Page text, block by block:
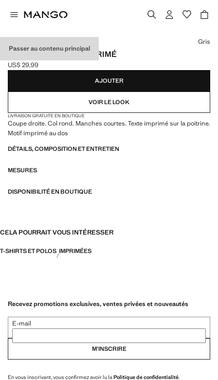
Passer au contenu principal
T-SHIRT EN COTON IMPRIMÉ
Prix actuel [US$ 29,99 ]
US$ 29,99
Choisissez une couleur
Gris
AJOUTER
VOIR LE LOOK
LIVRAISON GRATUITE EN BOUTIQUE
Coupe droite. Col rond. Manches courtes. Texte imprimé sur la poitrine.
Motif imprimé au dos
DÉTAILS, COMPOSITION ET ENTRETIEN
MESURES
DISPONIBILITÉ EN BOUTIQUE
CELA POURRAIT VOUS INTÉRESSER
T-SHIRTS ET POLOS IMPRIMÉES
Recevez promotions exclusives, ventes privées et nouveautés
E-mail
M’INSCRIRE
En vous inscrivant, vous confirmez avoir lu la Politique de confidentialité.